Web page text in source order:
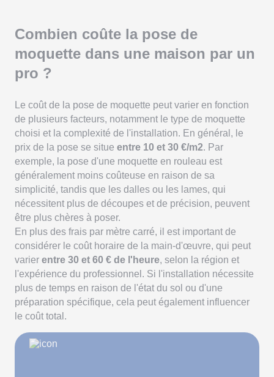
Combien coûte la pose de
moquette dans une maison par un
pro ?
Le coût de la pose de moquette peut varier en fonction
de plusieurs facteurs, notamment le type de moquette
choisi et la complexité de l'installation. En général, le
prix de la pose se situe entre 10 et 30 €/m2. Par
exemple, la pose d'une moquette en rouleau est
généralement moins coûteuse en raison de sa
simplicité, tandis que les dalles ou les lames, qui
nécessitent plus de découpes et de précision, peuvent
être plus chères à poser.
En plus des frais par mètre carré, il est important de
considérer le coût horaire de la main-d'œuvre, qui peut
varier entre 30 et 60 € de l'heure, selon la région et
l'expérience du professionnel. Si l'installation nécessite
plus de temps en raison de l'état du sol ou d'une
préparation spécifique, cela peut également influencer
le coût total.